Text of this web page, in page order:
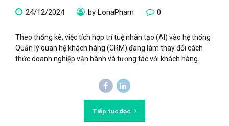
24/12/2024 by LonaPham 0
Theo thống kê, việc tích hợp trí tuệ nhân tạo (AI) vào hệ thống
Quản lý quan hệ khách hàng (CRM) đang làm thay đổi cách
thức doanh nghiệp vận hành và tương tác với khách hàng.
Tiếp tục đọc